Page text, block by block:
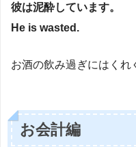
彼は泥酔しています。
He is wasted.
お酒の飲み過ぎにはくれ
お会計編